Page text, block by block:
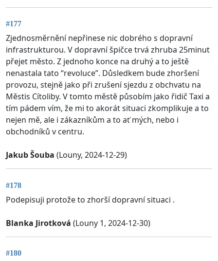
#177
Zjednosměrnění nepřinese nic dobrého s dopravní
infrastrukturou. V dopravní špičce trvá zhruba 25minut
přejet město. Z jednoho konce na druhý a to ještě
nenastala tato “revoluce”. Důsledkem bude zhoršení
provozu, stejně jako při zrušení sjezdu z obchvatu na
Městis Cítoliby. V tomto městě působím jako řidič Taxi a
tím pádem vím, že mi to akorát situaci zkomplikuje a to
nejen mě, ale i zákazníkům a to ať mých, nebo i
obchodníků v centru.
Jakub Šouba (Louny, 2024-12-29)
#178
Podepisuji protože to zhorší dopravní situaci .
Blanka Jirotková (Louny 1, 2024-12-30)
#180